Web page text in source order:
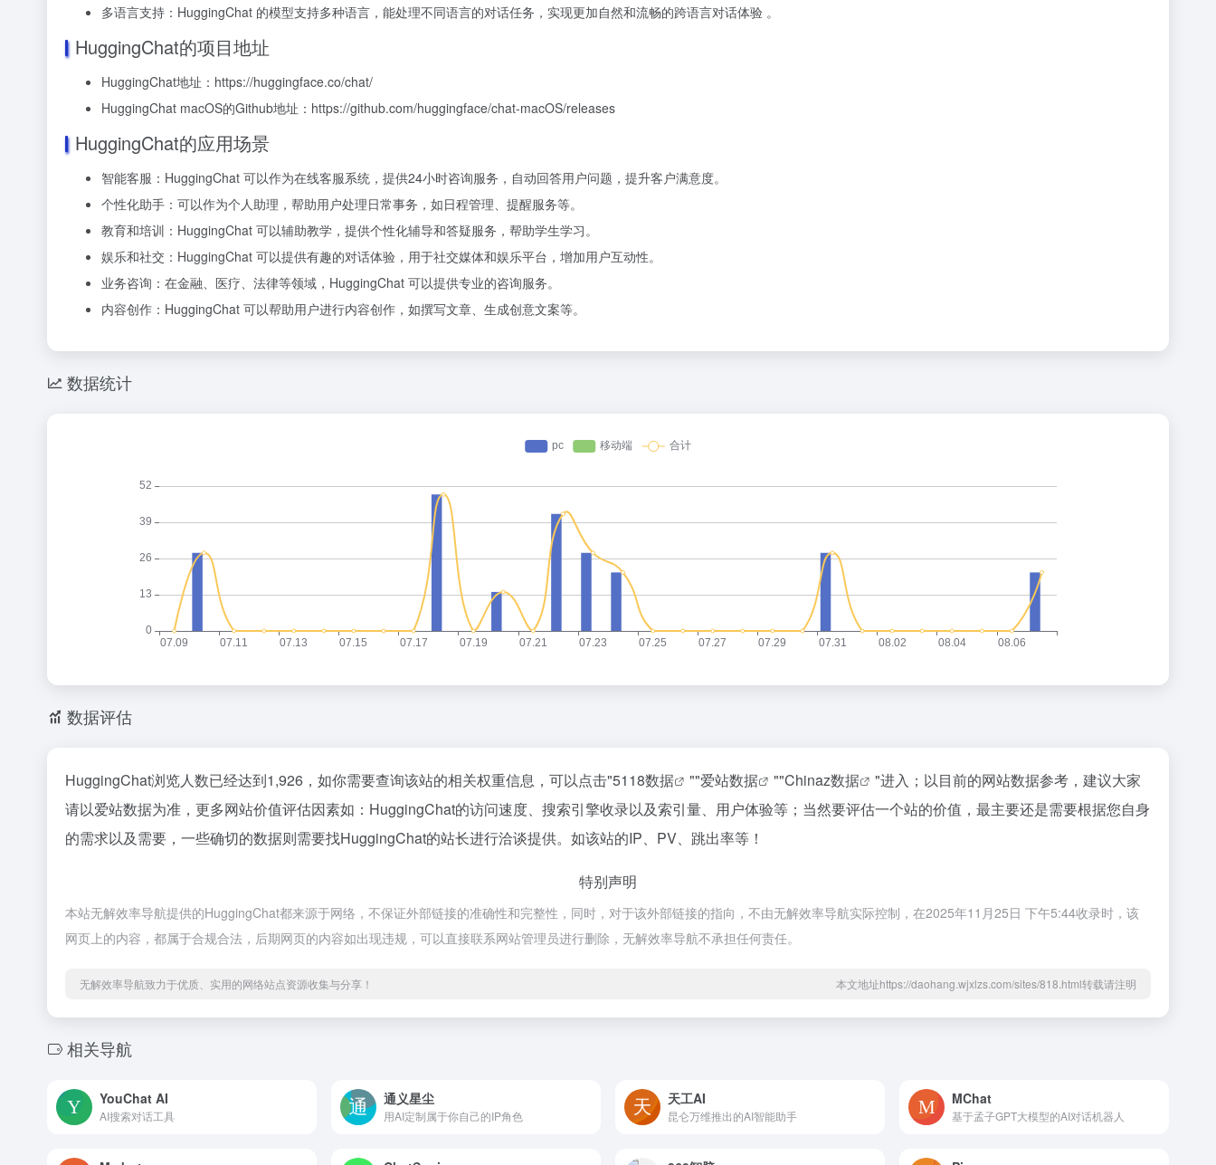
多语言支持：HuggingChat 的模型支持多种语言，能处理不同语言的对话任务，实现更加自然和流畅的跨语言对话体验 。
HuggingChat的项目地址
HuggingChat地址：https://huggingface.co/chat/
HuggingChat macOS的Github地址：https://github.com/huggingface/chat-macOS/releases
HuggingChat的应用场景
智能客服：HuggingChat 可以作为在线客服系统，提供24小时咨询服务，自动回答用户问题，提升客户满意度。
个性化助手：可以作为个人助理，帮助用户处理日常事务，如日程管理、提醒服务等。
教育和培训：HuggingChat 可以辅助教学，提供个性化辅导和答疑服务，帮助学生学习。
娱乐和社交：HuggingChat 可以提供有趣的对话体验，用于社交媒体和娱乐平台，增加用户互动性。
业务咨询：在金融、医疗、法律等领域，HuggingChat 可以提供专业的咨询服务。
内容创作：HuggingChat 可以帮助用户进行内容创作，如撰写文章、生成创意文案等。
数据统计
数据评估
HuggingChat浏览人数已经达到1,926，如你需要查询该站的相关权重信息，可以点击"5118数据 ""爱站数据 ""Chinaz数据
"进入；以目前的网站数据参考，建议大家
请以爱站数据为准，更多网站价值评估因素如：HuggingChat的访问速度、搜索引擎收录以及索引量、用户体验等；当然要评估一个站的价值，最主要还是需要根据您自身
的需求以及需要，一些确切的数据则需要找HuggingChat的站长进行洽谈提供。如该站的IP、PV、跳出率等！
特别声明
本站无解效率导航提供的HuggingChat都来源于网络，不保证外部链接的准确性和完整性，同时，对于该外部链接的指向，不由无解效率导航实际控制，在2025年11月25日 下午5:44收录时，该
网页上的内容，都属于合规合法，后期网页的内容如出现违规，可以直接联系网站管理员进行删除，无解效率导航不承担任何责任。
无解效率导航致力于优质、实用的网络站点资源收集与分享！ 本文地址https://daohang.wjxlzs.com/sites/818.html转载请注明
相关导航
YouChat AI
AI搜索对话工具
通义星尘
用AI定制属于你自己的IP角色
天工AI
昆仑万维推出的AI智能助手
MChat
基于孟子GPT大模型的AI对话机器人